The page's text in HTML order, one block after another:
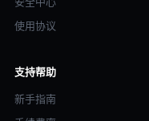
使用协议
支持帮助
新手指南